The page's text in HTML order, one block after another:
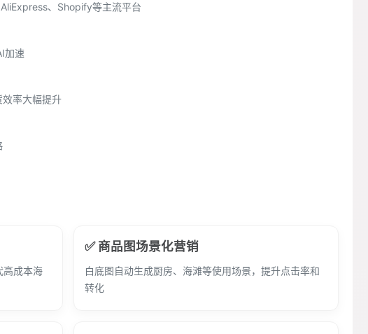
、Shopify等主流平台
加速
率大幅提升
高成本海
✅ 商品图场景化营销
白底图自动生成厨房、海滩等使用场景，提升点击率和
转化